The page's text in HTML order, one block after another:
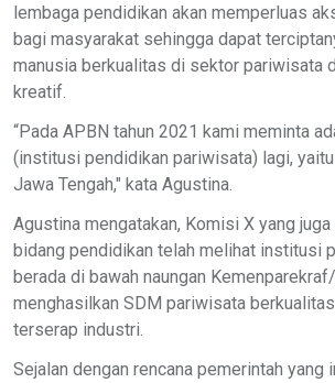
lembaga pendidikan akan memperluas
bagi masyarakat sehingga dapat
manusia berkualitas di sektor pariwisata
kreatif.
“Pada APBN tahun 2021 kami meminta
(institusi pendidikan pariwisata) lagi,
Jawa Tengah," kata Agustina.
Agustina mengatakan, Komisi X yang
bidang pendidikan telah melihat institusi
berada di bawah naungan
menghasilkan SDM pariwisata
terserap industri.
Sejalan dengan rencana pemerintah yang